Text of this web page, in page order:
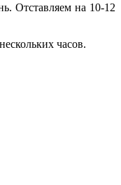
Отставляем на 10-12
часов.